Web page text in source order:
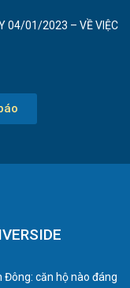
04/01/2023 – VỀ VIỆC
Đông: căn hộ nào đáng